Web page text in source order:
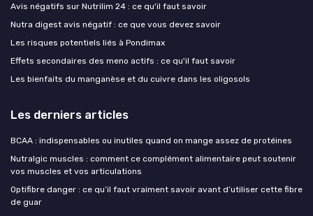
Avis négatifs sur Nutrilim 24 : ce qu'il faut savoir
Nutra digest avis négatif : ce que vous devez savoir
Les risques potentiels liés à Pondimax
Effets secondaires des meno actifs : ce qu'il faut savoir
Les bienfaits du manganèse et du cuivre dans les oligosols
Les derniers articles
BCAA : indispensables ou inutiles quand on mange assez de protéines
Nutralgic muscles : comment ce complément alimentaire peut soutenir
vos muscles et vos articulations
Optifibre danger : ce qu’il faut vraiment savoir avant d’utiliser cette fibre
de guar